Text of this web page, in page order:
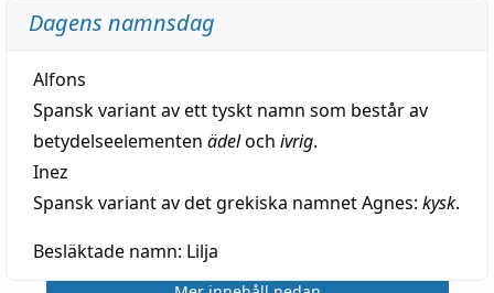
Dagens namnsdag
Alfons
Spansk variant av ett tyskt namn som består av
betydelseelementen ädeloch ivrig.
Inez
Spansk variant av det grekiska namnet Agnes: kysk.
Besläktade namn: Lilja